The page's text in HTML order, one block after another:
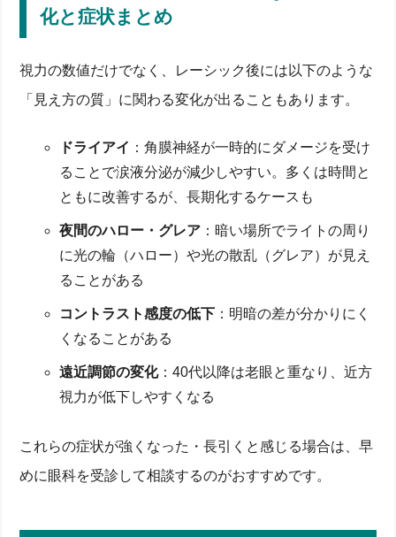
化と症状まとめ
視力の数値だけでなく、レーシック後には以下のような
「見え方の質」に関わる変化が出ることもあります。
ドライアイ ：角膜神経が一時的にダメージを受け
ることで涙液分泌が減少しやすい。多くは時間と
ともに改善するが、長期化するケースも
夜間のハロー・グレア ：暗い場所でライトの周り
に光の輪（ハロー）や光の散乱（グレア）が見え
ることがある
コントラスト感度の低下 ：明暗の差が分かりにく
くなることがある
遠近調節の変化：40代以降は老眼と重なり、近方
視力が低下しやすくなる
これらの症状が強くなった・長引くと感じる場合は、早
めに眼科を受診して相談するのがおすすめです。